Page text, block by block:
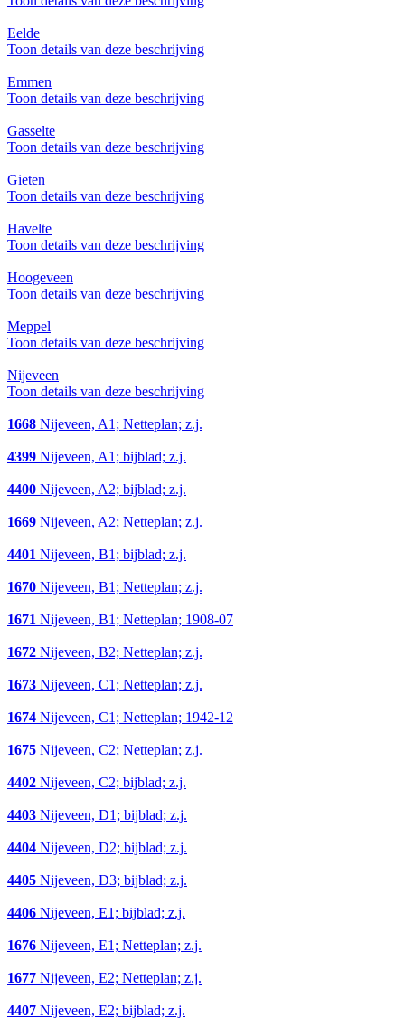
Eelde
Toon details van deze beschrijving
Emmen
Toon details van deze beschrijving
Gasselte
Toon details van deze beschrijving
Gieten
Toon details van deze beschrijving
Havelte
Toon details van deze beschrijving
Hoogeveen
Toon details van deze beschrijving
Meppel
Toon details van deze beschrijving
Nijeveen
Toon details van deze beschrijving
1668 Nijeveen, A1; Netteplan; z.j.
4399 Nijeveen, A1; bijblad; z.j.
4400 Nijeveen, A2; bijblad; z.j.
1669 Nijeveen, A2; Netteplan; z.j.
4401 Nijeveen, B1; bijblad; z.j.
1670 Nijeveen, B1; Netteplan; z.j.
1671 Nijeveen, B1; Netteplan; 1908-07
1672 Nijeveen, B2; Netteplan; z.j.
1673 Nijeveen, C1; Netteplan; z.j.
1674 Nijeveen, C1; Netteplan; 1942-12
1675 Nijeveen, C2; Netteplan; z.j.
4402 Nijeveen, C2; bijblad; z.j.
4403 Nijeveen, D1; bijblad; z.j.
4404 Nijeveen, D2; bijblad; z.j.
4405 Nijeveen, D3; bijblad; z.j.
4406 Nijeveen, E1; bijblad; z.j.
1676 Nijeveen, E1; Netteplan; z.j.
1677 Nijeveen, E2; Netteplan; z.j.
4407 Nijeveen, E2; bijblad; z.j.